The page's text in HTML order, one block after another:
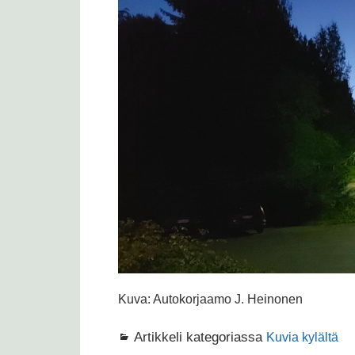
Kuva: Autokorjaamo J. Heinonen
Artikkeli kategoriassa Kuvia kylältä